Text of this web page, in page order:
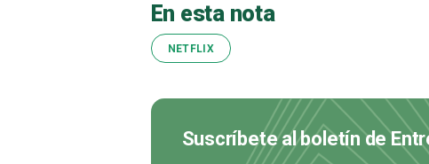
En esta nota
NETFLIX
Suscríbete al boletín de